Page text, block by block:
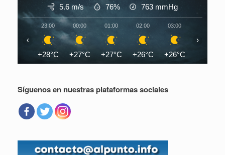
5.6 m/s 76% 763 mmHg
23:00
+28°C
00:00
+27°C
01:00
+27°C
02:00
+26°C
03:00
+26°C
‹ ›
Síguenos en nuestras plataformas sociales